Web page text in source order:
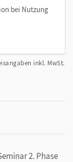
bei Nutzung
inkl. MwSt.
2. Phase